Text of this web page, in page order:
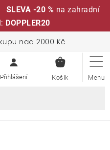
SLEVA -20 % na zahradní
DOPPLER20
nad 2000 Kč
KOŠÍK